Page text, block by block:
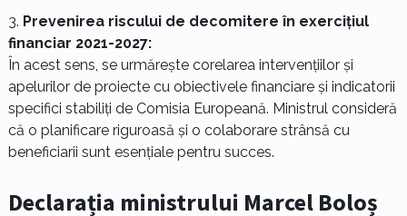
Prevenirea riscului de decomitere în exercițiul
financiar 2021-2027:
În acest sens, se urmărește corelarea intervențiilor și
apelurilor de proiecte cu obiectivele financiare și indicatorii
specifici stabiliți de Comisia Europeană. Ministrul consideră
că o planificare riguroasă și o colaborare strânsă cu
beneficiarii sunt esențiale pentru succes.
Declarația ministrului Marcel Boloș